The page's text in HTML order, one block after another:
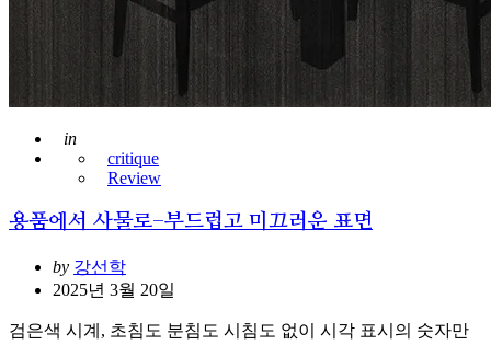
Posted
in
critique
Review
용품에서 사물로-부드럽고 미끄러운 표면
Posted
by 강선학
2025년 3월 20일
검은색 시계, 초침도 분침도 시침도 없이 시각 표시의 숫자만